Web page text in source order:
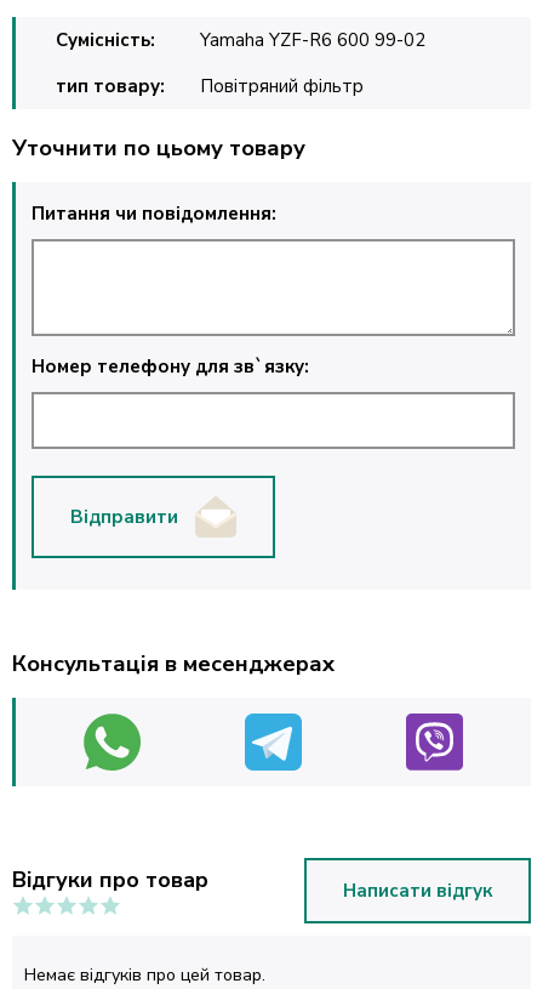
Сумісність:
Yamaha YZF-R6 600 99-02
тип товару:
Повітряний фільтр
Уточнити по цьому товару
Питання чи повідомлення:
Номер телефону для зв`язку:
Відправити
Консультація в месенджерах
Відгуки про товар Написати відгук
Немає відгуків про цей товар.